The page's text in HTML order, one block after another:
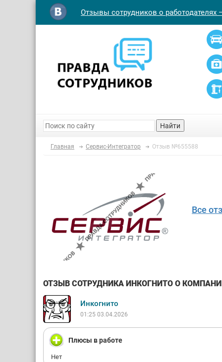
Отзывы сотрудников о
Найти
Главная Сервис-Интегратор Отзыв №655588
Все
ОТЗЫВ СОТРУДНИКА ИНКОГНИТО О
Инкогнито
01:25 03.04.2026
Плюсы в работе
Нет